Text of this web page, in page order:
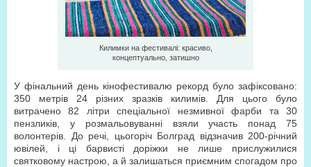
Килимки на фестивалі: красиво,
концептуально, затишно
У фінальний день кінофестивалю рекорд було зафіксовано:
350 метрів 24 різних зразків килимів. Для цього було
витрачено 82 літри спеціальної незмивної фарби та 30
пензликів, у розмальовуванні взяли участь понад 75
волонтерів. До речі, цьогоріч Болград відзначив 200-річний
ювілей, і ці барвисті доріжки не лише прислужилися
святковому настрою, а й залишаться приємним спогадом про